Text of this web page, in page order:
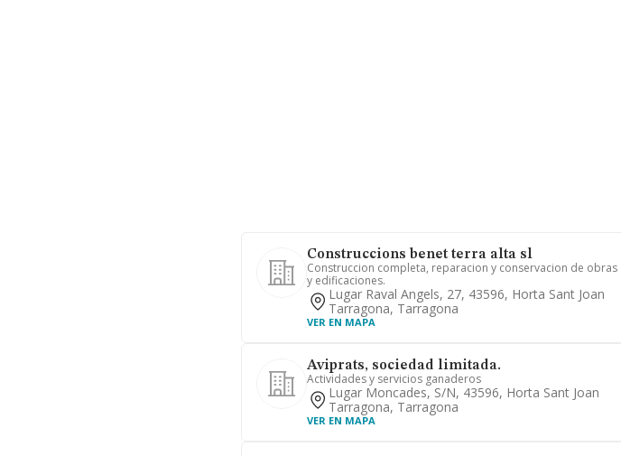
Construccions benet terra alta sl
Construccion completa, reparacion y conservacion de obras
y edificaciones.
Lugar Raval Angels, 27, 43596, Horta Sant Joan
Tarragona, Tarragona
VER EN MAPA
Aviprats, sociedad limitada.
Actividades y servicios ganaderos
Lugar Moncades, S/n, 43596, Horta Sant Joan
Tarragona, Tarragona
VER EN MAPA